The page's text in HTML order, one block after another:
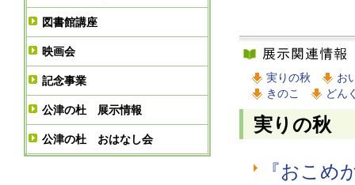
図書館講座
映画会
記念事業
公津の杜 展示情報
公津の杜 おはなし会
実りの秋
お
きのこ
どん
実りの秋
『おこめ